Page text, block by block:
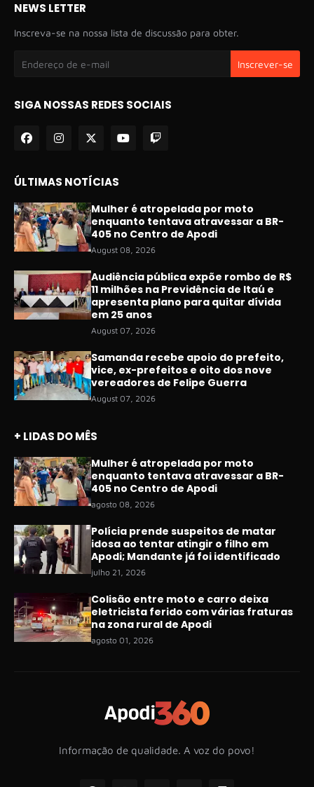
NEWS LETTER
Inscreva-se na nossa lista de discussão para obter.
SIGA NOSSAS REDES SOCIAIS
ÚLTIMAS NOTÍCIAS
Mulher é atropelada por moto
enquanto tentava atravessar a BR-
405 no Centro de Apodi
August 08, 2026
Audiência pública expõe rombo de R$
11 milhões na Previdência de Itaú e
apresenta plano para quitar dívida
em 25 anos
August 07, 2026
Samanda recebe apoio do prefeito,
vice, ex-prefeitos e oito dos nove
vereadores de Felipe Guerra
August 07, 2026
+ LIDAS DO MÊS
Mulher é atropelada por moto
enquanto tentava atravessar a BR-
405 no Centro de Apodi
agosto 08, 2026
Polícia prende suspeitos de matar
idosa ao tentar atingir o filho em
Apodi; Mandante já foi identificado
julho 21, 2026
Colisão entre moto e carro deixa
eletricista ferido com várias fraturas
na zona rural de Apodi
agosto 01, 2026
Informação de qualidade. A voz do povo!